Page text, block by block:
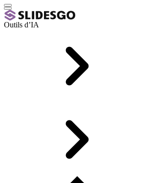
Outils d’IA